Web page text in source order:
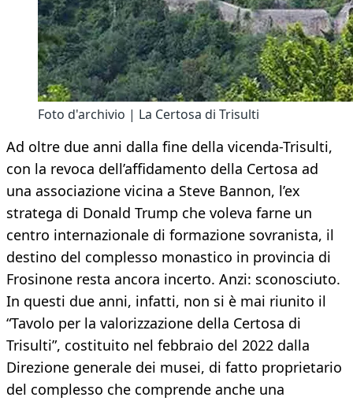
Foto d'archivio | La Certosa di Trisulti
Ad oltre due anni dalla fine della vicenda-Trisulti,
con la revoca dell’affidamento della Certosa ad
una associazione vicina a Steve Bannon, l’ex
stratega di Donald Trump che voleva farne un
centro internazionale di formazione sovranista, il
destino del complesso monastico in provincia di
Frosinone resta ancora incerto. Anzi: sconosciuto.
In questi due anni, infatti, non si è mai riunito il
“Tavolo per la valorizzazione della Certosa di
Trisulti”, costituito nel febbraio del 2022 dalla
Direzione generale dei musei, di fatto proprietario
del complesso che comprende anche una